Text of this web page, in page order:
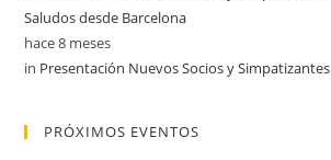
Saludos desde Barcelona
hace 8 meses
in Presentación Nuevos Socios y Simpatizantes
PRÓXIMOS EVENTOS